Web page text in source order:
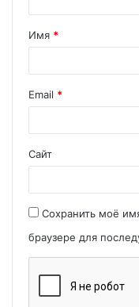
Имя *
Email *
Сайт
Сохранить моё
браузере для